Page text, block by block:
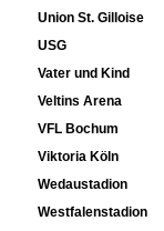
Union St. Gilloise
USG
Vater und Kind
Veltins Arena
VFL Bochum
Viktoria Köln
Wedaustadion
Westfalenstadion